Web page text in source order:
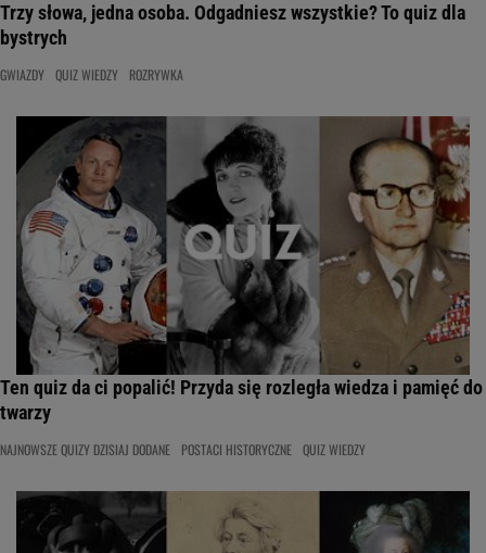
Trzy słowa, jedna osoba. Odgadniesz wszystkie? To quiz dla
bystrych
GWIAZDY QUIZ WIEDZY ROZRYWKA
Ten quiz da ci popalić! Przyda się rozległa wiedza i pamięć do
twarzy
NAJNOWSZE QUIZY DZISIAJ DODANE POSTACI HISTORYCZNE QUIZ WIEDZY